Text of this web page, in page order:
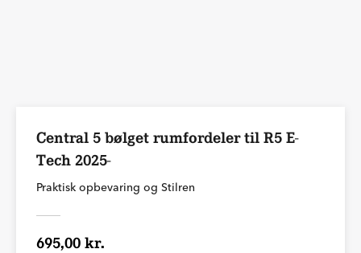
Central 5 bølget rumfordeler til R5 E-
Tech 2025-
Praktisk opbevaring og Stilren
695,00 kr.